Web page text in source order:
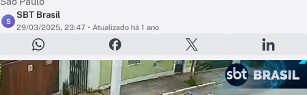
S
SBT Brasil
29/03/2025, 23:47 • Atualizado há 1 ano